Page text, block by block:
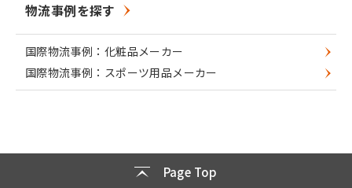
物流事例を探す
国際物流事例：化粧品メーカー
国際物流事例：スポーツ用品メーカー
Page Top